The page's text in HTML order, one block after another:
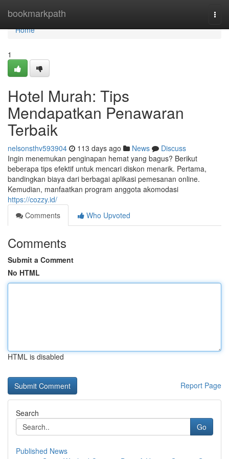
bookmarkpath
Home
Home
1
Hotel Murah: Tips
Mendapatkan Penawaran
Terbaik
nelsonsthv593904 113 days ago News
Discuss
Ingin menemukan penginapan hemat yang bagus? Berikut
beberapa tips efektif untuk mencari diskon menarik. Pertama,
bandingkan biaya dari berbagai aplikasi pemesanan online.
Kemudian, manfaatkan program anggota akomodasi
https://cozzy.id/
Comments
Who Upvoted
Comments
Submit a Comment
No HTML
HTML is disabled
Report Page
Search
Go
Published News